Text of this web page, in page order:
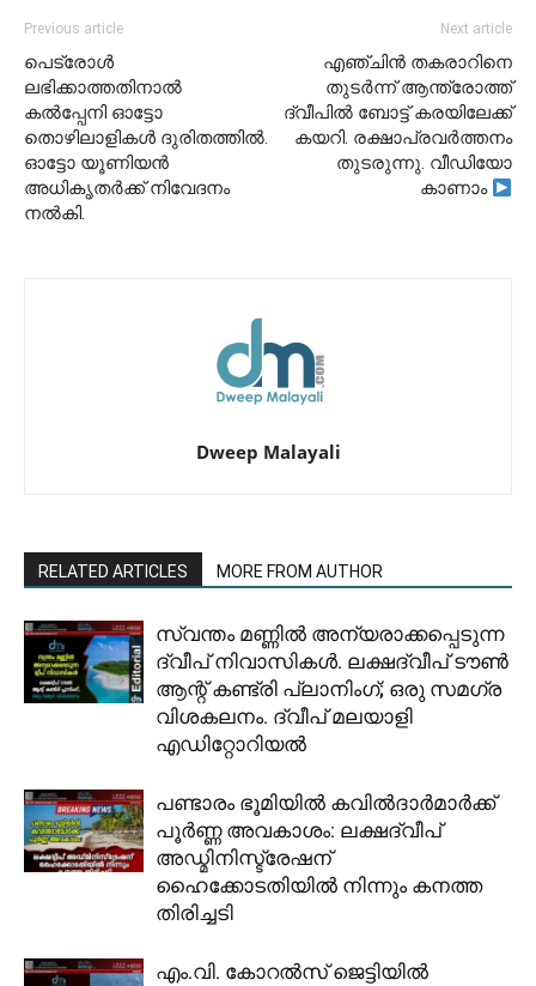
Previous article
പെട്രോൾ
ലഭിക്കാത്തതിനാൽ
കൽപ്പേനി ഓട്ടോ
തൊഴിലാളികൾ ദുരിതത്തിൽ.
ഓട്ടോ യൂണിയൻ
അധികൃതർക്ക് നിവേദനം
നൽകി.
Next article
എഞ്ചിൻ തകരാറിനെ
തുടർന്ന് ആന്ത്രോത്ത്
ദ്വീപിൽ ബോട്ട് കരയിലേക്ക്
കയറി. രക്ഷാപ്രവർത്തനം
തുടരുന്നു. വീഡിയോ
കാണാം
Dweep Malayali
RELATED ARTICLES MORE FROM AUTHOR
സ്വന്തം മണ്ണിൽ അന്യരാക്കപ്പെടുന്ന
ദ്വീപ് നിവാസികൾ. ലക്ഷദ്വീപ് ടൗൺ
ആന്റ് കണ്ട്രി പ്ലാനിംഗ്; ഒരു സമഗ്ര
വിശകലനം. ദ്വീപ് മലയാളി
എഡിറ്റോറിയൽ
പണ്ടാരം ഭൂമിയിൽ കവിൽദാർമാർക്ക്
പൂർണ്ണ അവകാശം: ലക്ഷദ്വീപ്
അഡ്മിനിസ്ട്രേഷന്
ഹൈക്കോടതിയിൽ നിന്നും കനത്ത
തിരിച്ചടി
​എം.വി. കോറൽസ് ജെട്ടിയിൽ